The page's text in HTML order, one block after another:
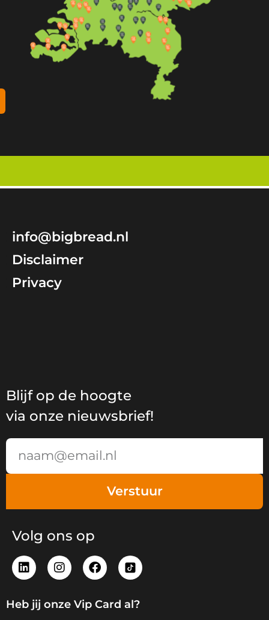
info@bigbread.nl
Disclaimer
Privacy
Blijf op de hoogte
via onze nieuwsbrief!
Verstuur
Volg ons op
L
i
k
e
I
n
a
F
a
e
b
Heb jij onze Vip Card al?